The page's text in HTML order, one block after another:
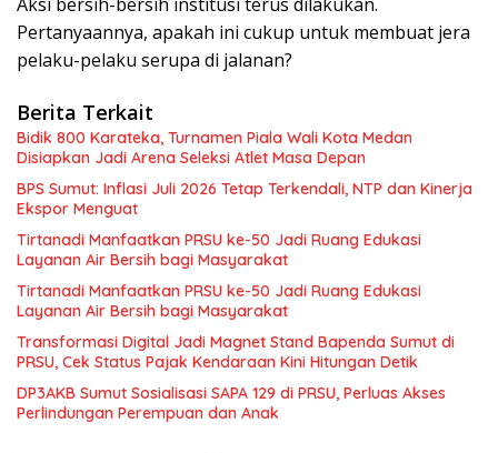
Pertanyaannya, apakah ini cukup untuk membuat jera
pelaku-pelaku serupa di jalanan?
Berita Terkait
Bidik 800 Karateka, Turnamen Piala Wali Kota Medan
Disiapkan Jadi Arena Seleksi Atlet Masa Depan
BPS Sumut: Inflasi Juli 2026 Tetap Terkendali, NTP dan Kinerja
Ekspor Menguat
Tirtanadi Manfaatkan PRSU ke-50 Jadi Ruang Edukasi
Layanan Air Bersih bagi Masyarakat
Tirtanadi Manfaatkan PRSU ke-50 Jadi Ruang Edukasi
Layanan Air Bersih bagi Masyarakat
Transformasi Digital Jadi Magnet Stand Bapenda Sumut di
PRSU, Cek Status Pajak Kendaraan Kini Hitungan Detik
DP3AKB Sumut Sosialisasi SAPA 129 di PRSU, Perluas Akses
Perlindungan Perempuan dan Anak